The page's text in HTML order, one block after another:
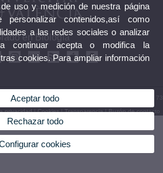
en Biología
19, 46100 Burjassot. España. Tel. (+34) 96 354 43 73
privacidad|Cookies|Transparencia|Buzón de contacto
uso y medición de nuestra página
contenidos,así como
a las redes sociales o analizar
continuar acepta o modifica la
cookies. Para ampliar información
Aceptar todo
Rechazar todo
cookies